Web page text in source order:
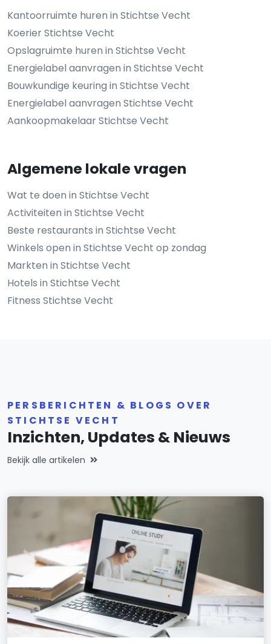
Kantoorruimte huren in Stichtse Vecht
Koerier Stichtse Vecht
Opslagruimte huren in Stichtse Vecht
Energielabel aanvragen in Stichtse Vecht
Bouwkundige keuring in Stichtse Vecht
Energielabel aanvragen Stichtse Vecht
Aankoopmakelaar Stichtse Vecht
Algemene lokale vragen
Wat te doen in Stichtse Vecht
Activiteiten in Stichtse Vecht
Beste restaurants in Stichtse Vecht
Winkels open in Stichtse Vecht op zondag
Markten in Stichtse Vecht
Hotels in Stichtse Vecht
Fitness Stichtse Vecht
PERSBERICHTEN & BLOGS OVER
STICHTSE VECHT
Inzichten, Updates & Nieuws
Bekijk alle artikelen